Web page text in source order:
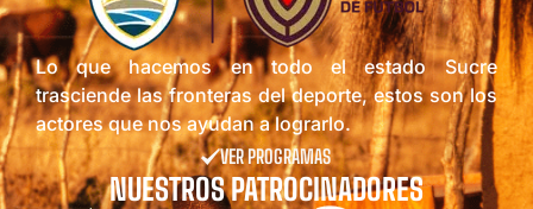
Lo que hacemos en todo el estado Sucre
trasciende las fronteras del deporte, estos son los
actores que nos ayudan a lograrlo.
VER PROGRAMAS
NUESTROS PATROCINADORES